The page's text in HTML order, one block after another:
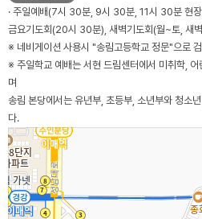
· 주일예배(7시 30분, 9시 30분, 11시 30분 현
금요기도회(20시 30분), 새벽기도회(월~토, 새
※ 네비게이션 사용시 "송림고등학교 정문"으로
※ 주일학교 예배는 서현 드림센터에서 미취학,
며
송림 본당에서는 유년부, 초등부, 소년부와 청소
다.